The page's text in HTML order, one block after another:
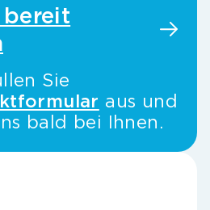
Sie
aus und
bald bei Ihnen.